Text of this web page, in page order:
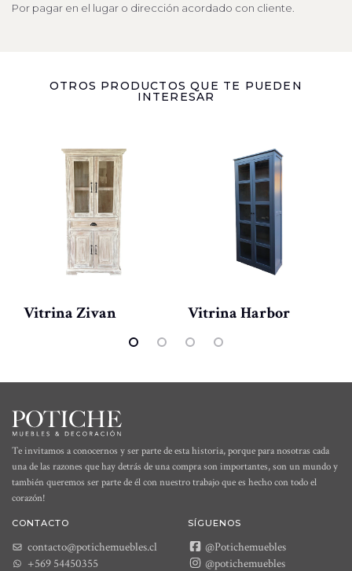
Por pagar en el lugar o dirección acordado con cliente.
OTROS PRODUCTOS QUE TE PUEDEN
INTERESAR
Vitrina Zivan Vitrina Harbor
Te invitamos a conocernos y ser parte de esta historia, porque para nosotras cada
una de las razones que hay detrás de una compra son importantes, son un mundo y
también queremos ser parte de él con nuestro trabajo que es hecho con todo el
corazón!
CONTACTO
contacto@potichemuebles.cl
+569 54450355
SÍGUENOS
@Potichemuebles
@potichemuebles